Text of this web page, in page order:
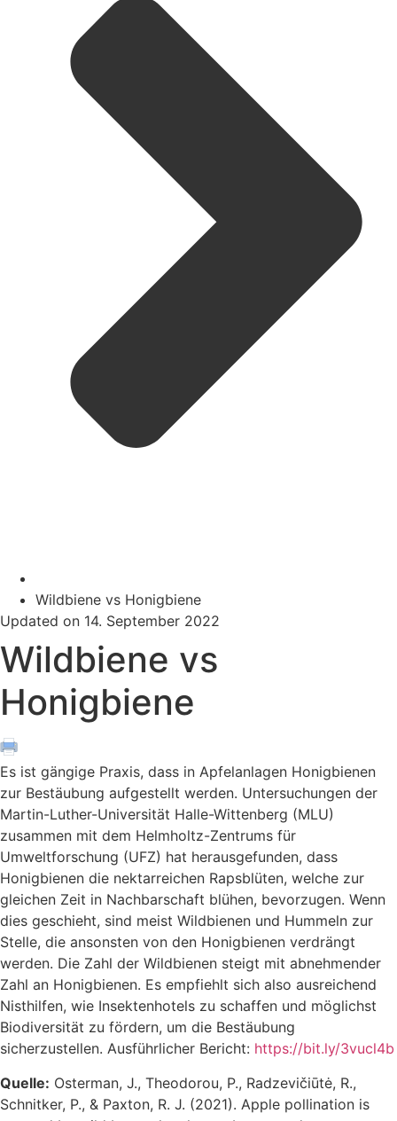
Wildbiene vs Honigbiene
Updated on 14. September 2022
Wildbiene vs
Honigbiene
Es ist gängige Praxis, dass in Apfelanlagen Honigbienen
zur Bestäubung aufgestellt werden. Untersuchungen der
Martin-Luther-Universität Halle-Wittenberg (MLU)
zusammen mit dem Helmholtz-Zentrums für
Umweltforschung (UFZ) hat herausgefunden, dass
Honigbienen die nektarreichen Rapsblüten, welche zur
gleichen Zeit in Nachbarschaft blühen, bevorzugen. Wenn
dies geschieht, sind meist Wildbienen und Hummeln zur
Stelle, die ansonsten von den Honigbienen verdrängt
werden. Die Zahl der Wildbienen steigt mit abnehmender
Zahl an Honigbienen. Es empfiehlt sich also ausreichend
Nisthilfen, wie Insektenhotels zu schaffen und möglichst
Biodiversität zu fördern, um die Bestäubung
sicherzustellen. Ausführlicher Bericht: https://bit.ly/3vucl4b
Quelle: Osterman, J., Theodorou, P., Radzevičiūtė, R.,
Schnitker, P., & Paxton, R. J. (2021). Apple pollination is